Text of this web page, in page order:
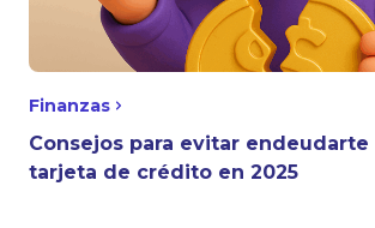
Finanzas
Consejos para evitar endeudarte
tarjeta de crédito en 2025